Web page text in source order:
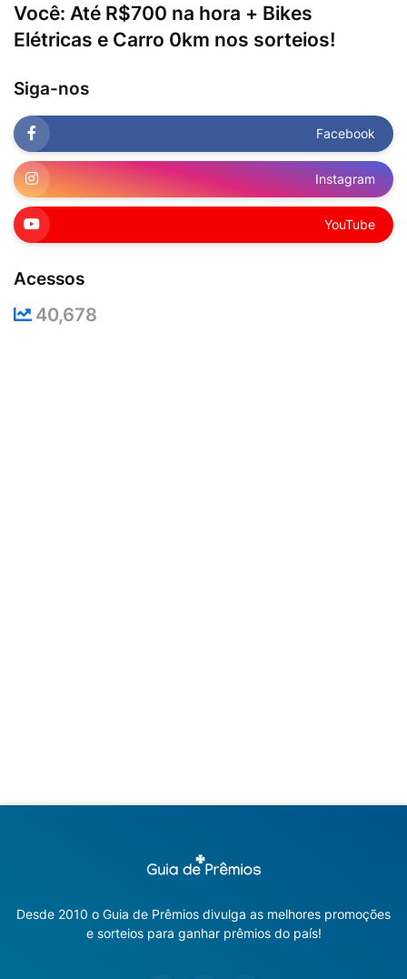
Você: Até R$700 na hora + Bikes
Elétricas e Carro 0km nos sorteios!
Siga-nos
Facebook
Instagram
YouTube
Acessos
40,678
Desde 2010 o Guia de Prêmios divulga as melhores promoções
e sorteios para ganhar prêmios do país!